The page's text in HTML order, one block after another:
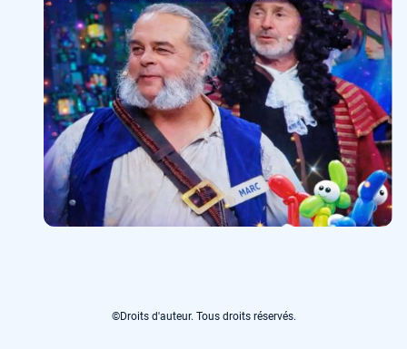
©Droits d'auteur. Tous droits réservés.